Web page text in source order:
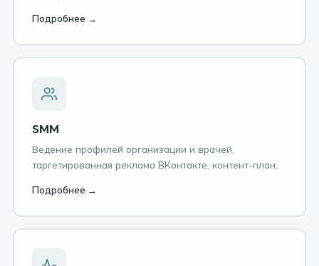
Подробнее →
SMM
Ведение профилей организации и врачей,
таргетированная реклама ВКонтакте, контент-план.
Подробнее →